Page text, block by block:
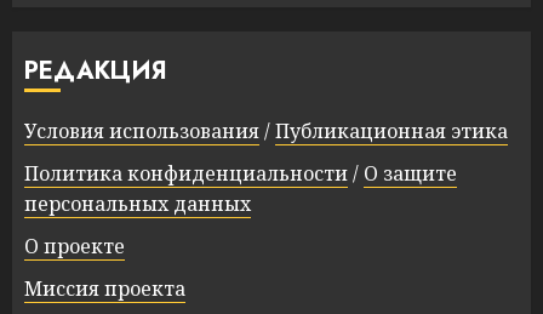
РЕДАКЦИЯ
Условия использования/Публикационная этика
Политика конфиденциальности/ О защите
персональных данных
О проекте
Миссия проекта